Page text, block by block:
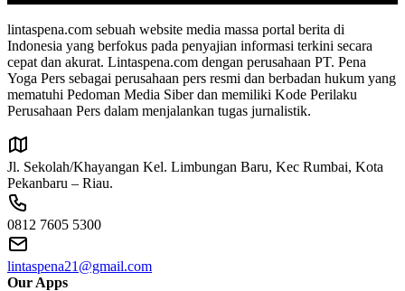
lintaspena.com sebuah website media massa portal berita di
Indonesia yang berfokus pada penyajian informasi terkini secara
cepat dan akurat. Lintaspena.com dengan perusahaan PT. Pena
Yoga Pers sebagai perusahaan pers resmi dan berbadan hukum yang
mematuhi Pedoman Media Siber dan memiliki Kode Perilaku
Perusahaan Pers dalam menjalankan tugas jurnalistik.
Jl. Sekolah/Khayangan Kel. Limbungan Baru, Kec Rumbai, Kota
Pekanbaru – Riau.
0812 7605 5300
lintaspena21@gmail.com
Our Apps